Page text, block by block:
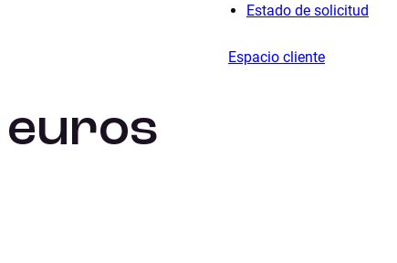
Estado de solicitud
Espacio cliente
Préstamos de
euros